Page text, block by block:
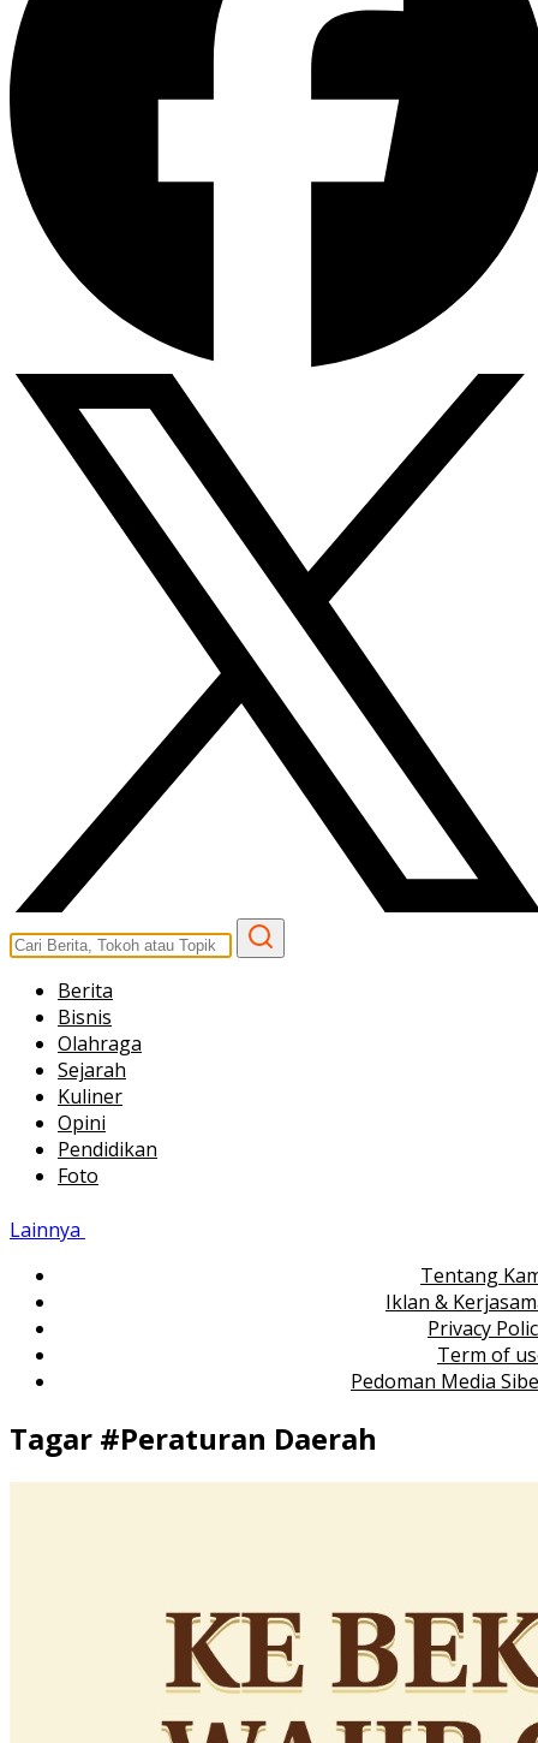
Berita
Bisnis
Olahraga
Sejarah
Kuliner
Opini
Pendidikan
Foto
Lainnya
Tentang
Iklan &
Privacy
Term of
Pedoman Media
Tagar #Peraturan Daerah